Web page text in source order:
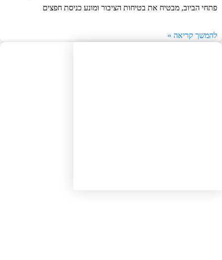
הביוב, מבטיח את בטיחות הציבור ומונע כניסת חפצים
קריאה »